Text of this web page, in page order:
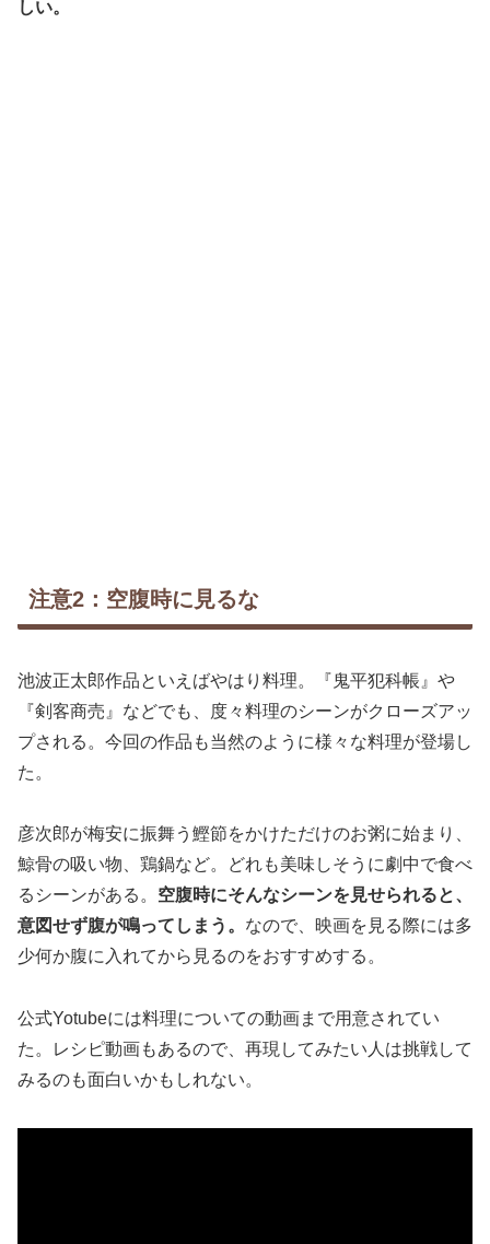
しい。
注意2：空腹時に見るな
池波正太郎作品といえばやはり料理。『鬼平犯科帳』や
『剣客商売』などでも、度々料理のシーンがクローズアッ
プされる。今回の作品も当然のように様々な料理が登場し
た。
彦次郎が梅安に振舞う鰹節をかけただけのお粥に始まり、
鯨骨の吸い物、鶏鍋など。どれも美味しそうに劇中で食べ
るシーンがある。 空腹時にそんなシーンを見せられると、
意図せず腹が鳴ってしまう。 なので、映画を見る際には多
少何か腹に入れてから見るのをおすすめする。
公式Yotubeには料理についての動画まで用意されてい
た。レシピ動画もあるので、再現してみたい人は挑戦して
みるのも面白いかもしれない。